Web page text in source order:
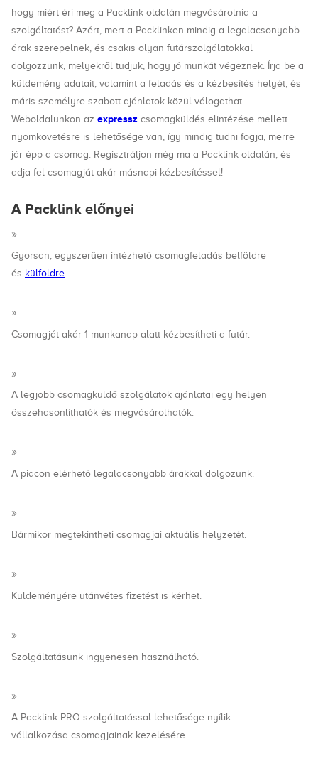
hogy miért éri meg a Packlink oldalán megvásárolnia a
szolgáltatást? Azért, mert a Packlinken mindig a legalacsonyabb
árak szerepelnek, és csakis olyan futárszolgálatokkal
dolgozzunk, melyekről tudjuk, hogy jó munkát végeznek. Írja be a
küldemény adatait, valamint a feladás és a kézbesítés helyét, és
máris személyre szabott ajánlatok közül válogathat.
Weboldalunkon az expressz csomagküldés elintézése mellett
nyomkövetésre is lehetősége van, így mindig tudni fogja, merre
jár épp a csomag. Regisztráljon még ma a Packlink oldalán, és
adja fel csomagját akár másnapi kézbesítéssel!
A Packlink előnyei
Gyorsan, egyszerűen intézhető csomagfeladás belföldre
és külföldre.
Csomagját akár 1 munkanap alatt kézbesítheti a futár.
A legjobb csomagküldő szolgálatok ajánlatai egy helyen
összehasonlíthatók és megvásárolhatók.
A piacon elérhető legalacsonyabb árakkal dolgozunk.
Bármikor megtekintheti csomagjai aktuális helyzetét.
Küldeményére utánvétes fizetést is kérhet.
Szolgáltatásunk ingyenesen használható.
A Packlink PRO szolgáltatással lehetősége nyílik
vállalkozása csomagjainak kezelésére.